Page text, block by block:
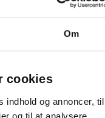
Om
cookies
indhold og annoncer, til
med